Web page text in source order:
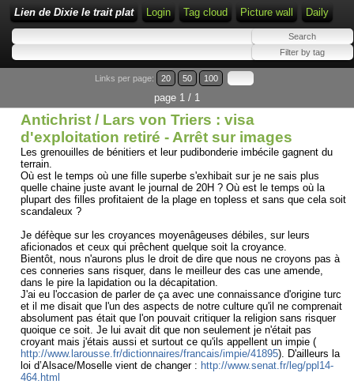
Lien de Dixie le trait plat Login Tag cloud Picture wall Daily
Links per page: 20 50 100
page 1 / 1
Antichrist / Lars von Triers : visa
d'exploitation retiré - Arrêt sur images
Les grenouilles de bénitiers et leur pudibonderie imbécile gagnent du
terrain.
Où est le temps où une fille superbe s'exhibait sur je ne sais plus
quelle chaine juste avant le journal de 20H ? Où est le temps où la
plupart des filles profitaient de la plage en topless et sans que cela soit
scandaleux ?
Je défèque sur les croyances moyenâgeuses débiles, sur leurs
aficionados et ceux qui prêchent quelque soit la croyance.
Bientôt, nous n'aurons plus le droit de dire que nous ne croyons pas à
ces conneries sans risquer, dans le meilleur des cas une amende,
dans le pire la lapidation ou la décapitation.
J'ai eu l'occasion de parler de ça avec une connaissance d'origine turc
et il me disait que l'un des aspects de notre culture qu'il ne comprenait
absolument pas était que l'on pouvait critiquer la religion sans risquer
quoique ce soit. Je lui avait dit que non seulement je n'était pas
croyant mais j'étais aussi et surtout ce qu'ils appellent un impie (
http://www.larousse.fr/dictionnaires/francais/impie/41895). D'ailleurs la
loi d’Alsace/Moselle vient de changer : http://www.senat.fr/leg/ppl14-
464.html